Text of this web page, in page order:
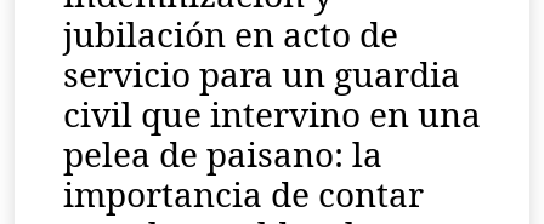
jubilación en acto de
servicio para un guardia
civil que intervino en una
pelea de paisano: la
importancia de contar